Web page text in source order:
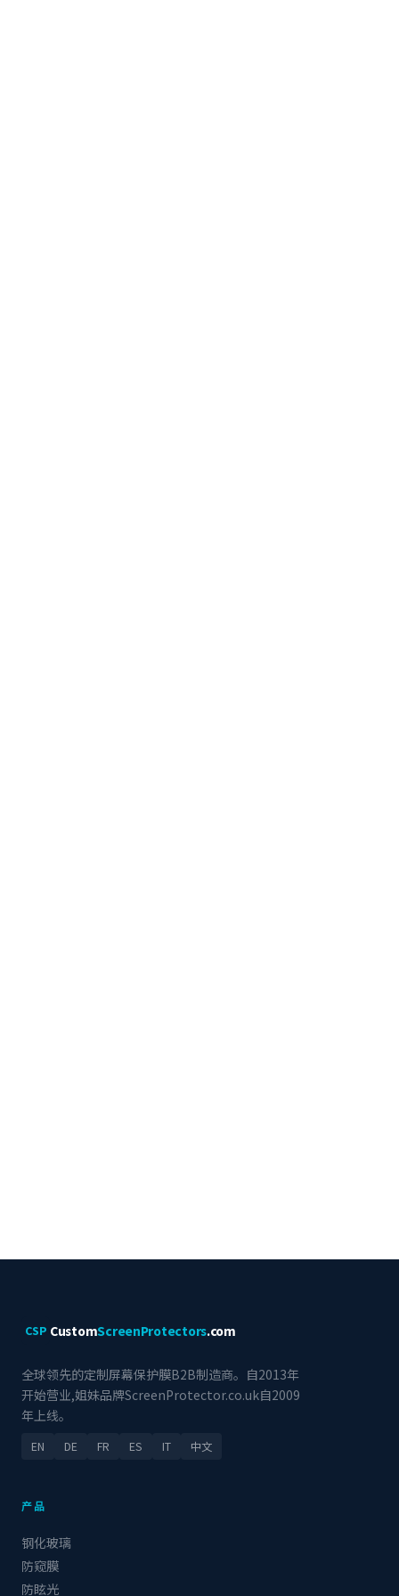
CSP CustomScreenProtectors.com
全球领先的定制屏幕保护膜B2B制造商。自2013年
开始营业,姐妹品牌ScreenProtector.co.uk自2009
年上线。
EN DE FR ES IT 中文
产品
钢化玻璃
防窥膜
防眩光